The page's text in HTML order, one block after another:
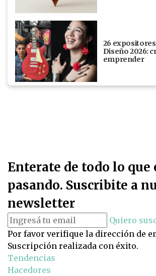
26
Diseño 2026:
emprender
Enterate de todo lo que
pasando. Suscribite a
newsletter
Quiero
Por favor verifique la dirección de
Suscripción realizada con éxito.
Tendencias
Hacedores